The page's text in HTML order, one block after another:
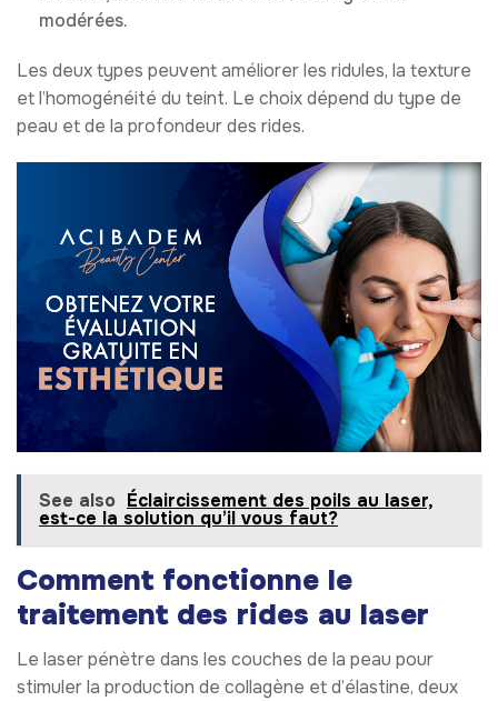
modérées.
Les deux types peuvent améliorer les ridules, la texture
et l’homogénéité du teint. Le choix dépend du type de
peau et de la profondeur des rides.
See also Éclaircissement des poils au laser,
est-ce la solution qu’il vous faut?
Comment fonctionne le
traitement des rides au laser
Le laser pénètre dans les couches de la peau pour
stimuler la production de collagène et d’élastine, deux